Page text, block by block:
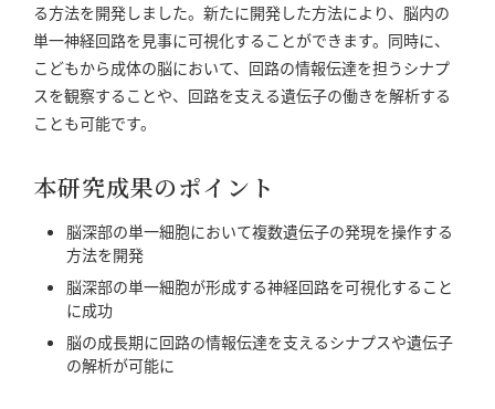
る方法を開発しました。新たに開発した方法により、脳内の
単一神経回路を見事に可視化することができます。同時に、
こどもから成体の脳において、回路の情報伝達を担うシナプ
スを観察することや、回路を支える遺伝子の働きを解析する
ことも可能です。
本研究成果のポイント
脳深部の単一細胞において複数遺伝子の発現を操作する
方法を開発
脳深部の単一細胞が形成する神経回路を可視化すること
に成功
脳の成長期に回路の情報伝達を支えるシナプスや遺伝子
の解析が可能に